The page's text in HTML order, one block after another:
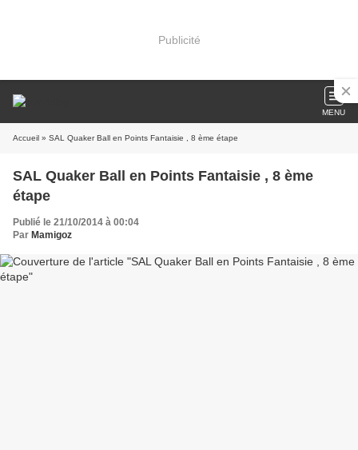
Publicité
MENU
Accueil » SAL Quaker Ball en Points Fantaisie , 8 ème étape
SAL Quaker Ball en Points Fantaisie , 8 ème
étape
Publié le 21/10/2014 à 00:04
Par Mamigoz